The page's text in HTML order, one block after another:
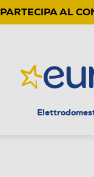
PARTECIPA AL